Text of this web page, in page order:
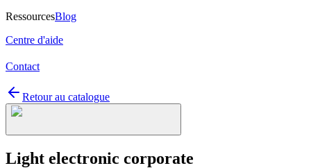
RessourcesBlog
Centre d'aide
Contact
Retour au catalogue
Light electronic corporate